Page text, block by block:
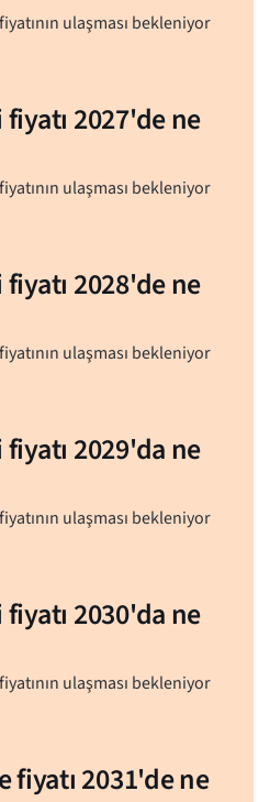
ulaşması bekleniyor
2027'de ne
ulaşması bekleniyor
2028'de ne
ulaşması bekleniyor
2029'da ne
ulaşması bekleniyor
2030'da ne
ulaşması bekleniyor
fiyatı 2031'de ne